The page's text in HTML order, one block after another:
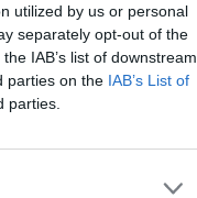
utilized by us or personal
separately opt-out of the
IAB’s list of downstream
parties on the IAB’s List of
parties.